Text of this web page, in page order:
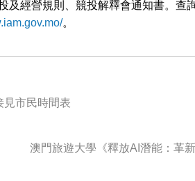
及經營規則、競投解釋會通知書。查
。
見市民時間表
澳門旅遊大學《釋放AI潛能：革